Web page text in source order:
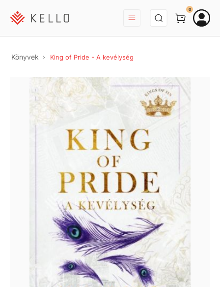
BEJELENTKEZÉS
0
Könyvek King of Pride - A kevélység